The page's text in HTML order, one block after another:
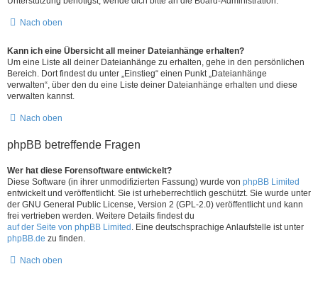
Nach oben
Kann ich eine Übersicht all meiner Dateianhänge erhalten?
Um eine Liste all deiner Dateianhänge zu erhalten, gehe in den persönlichen
Bereich. Dort findest du unter „Einstieg“ einen Punkt „Dateianhänge
verwalten“, über den du eine Liste deiner Dateianhänge erhalten und diese
verwalten kannst.
Nach oben
phpBB betreffende Fragen
Wer hat diese Forensoftware entwickelt?
Diese Software (in ihrer unmodifizierten Fassung) wurde von phpBB Limited
entwickelt und veröffentlicht. Sie ist urheberrechtlich geschützt. Sie wurde unter
der GNU General Public License, Version 2 (GPL-2.0) veröffentlicht und kann
frei vertrieben werden. Weitere Details findest du
auf der Seite von phpBB Limited . Eine deutschsprachige Anlaufstelle ist unter
phpBB.de zu finden.
Nach oben